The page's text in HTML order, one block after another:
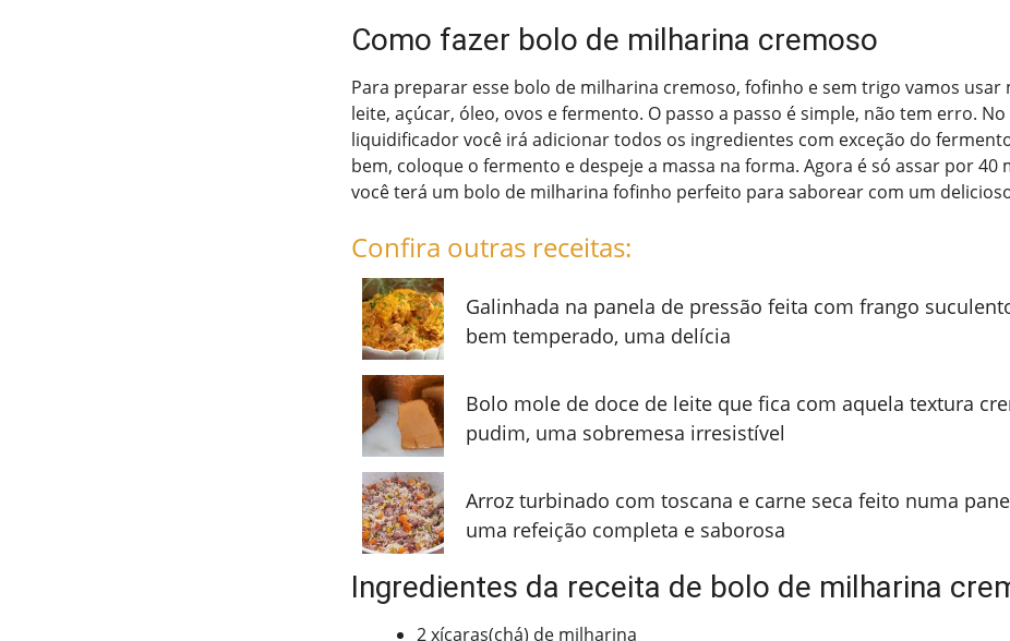
Como fazer bolo de milharina cremoso
Para preparar esse bolo de milharina cremoso, fofinho e sem trigo vamos usar
leite, açúcar, óleo, ovos e fermento. O passo a passo é simple, não tem erro. No
liquidificador você irá adicionar todos os ingredientes com exceção do
bem, coloque o fermento e despeje a massa na forma. Agora é só assar por 40
você terá um bolo de milharina fofinho perfeito para saborear com um
Confira outras receitas:
Galinhada na panela de pressão feita com frango
bem temperado, uma delícia
Bolo mole de doce de leite que fica com aquela textura
pudim, uma sobremesa irresistível
Arroz turbinado com toscana e carne seca feito numa
uma refeição completa e saborosa
Ingredientes da receita de bolo de milharina
2 xícaras(chá) de milharina